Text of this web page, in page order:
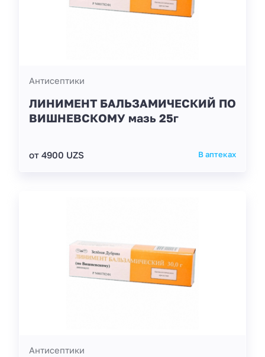
Антисептики
ЛИНИМЕНТ БАЛЬЗАМИЧЕСКИЙ ПО
ВИШНЕВСКОМУ мазь 25г
от 4900 UZS В аптеках
Антисептики